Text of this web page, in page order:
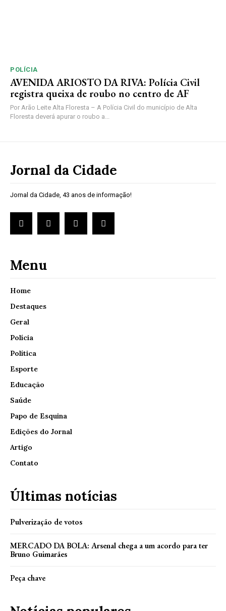
POLÍCIA
AVENIDA ARIOSTO DA RIVA: Polícia Civil
registra queixa de roubo no centro de AF
Por Arão Leite Alta Floresta – A Polícia Civil do município de Alta
Floresta deverá apurar o roubo a...
Jornal da Cidade
Jornal da Cidade, 43 anos de informação!
Menu
Home
Destaques
Geral
Polícia
Política
Esporte
Educação
Saúde
Papo de Esquina
Edições do Jornal
Artigo
Contato
Últimas notícias
Pulverização de votos
MERCADO DA BOLA: Arsenal chega a um acordo para ter
Bruno Guimarães
Peça chave